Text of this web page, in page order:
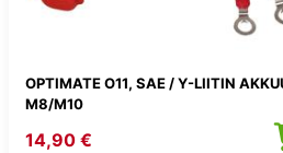
OPTIMATE O11, SAE / Y-LIITIN
M8/M10
14,90 €